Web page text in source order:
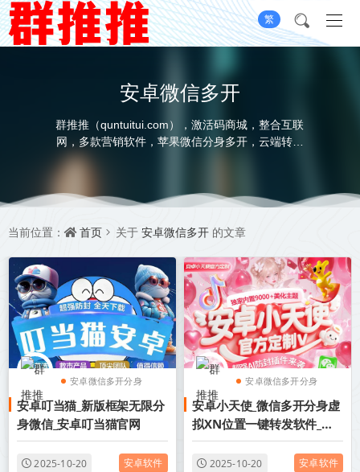
繁
安卓微信多开
群推推（quntuitui.com），激活码商城，整合互联
网，多款营销软件，苹果微信分身多开，云端转发
软件，云端秒抢软件，苹果UDID定制服务，本着绿
捷高效的营销工具，打造一站式展示，选品，购
卡，无忧售后，全系自助的软件平台，承诺不满意
就换款，我承诺-我做到
当前位置： 首页 关于 安卓微信多开 的文章
安卓微信多开分身
安卓微信多开
安卓叮当猫_新版框架无限分
身微信_安卓叮当猫官网
2025-10-20 安卓软件
安卓微信多开分身
安卓微信多开
安卓小天使_微信多开分身虚
拟XN位置一键转发软件_安
卓小天使官网
2025-10-20 安卓软件